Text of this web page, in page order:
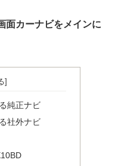
面カーナビをメインに
純正ナビ
社外ナビ